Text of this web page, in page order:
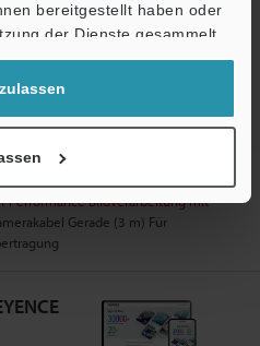
bereitgestellt haben oder
der Dienste gesammelt
Performance Bildverarbeitung mit
Gerade (3 m) Für
Support